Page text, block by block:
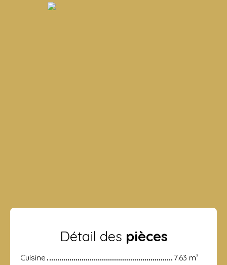
Détail des pièces
Cuisine 7.63 m²